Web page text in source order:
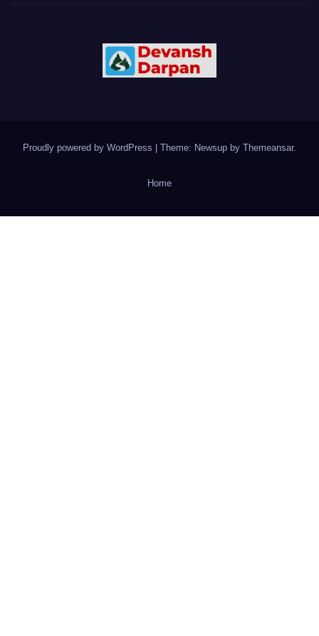
Proudly powered by WordPress Theme: Newsup by Themeansar.
Home